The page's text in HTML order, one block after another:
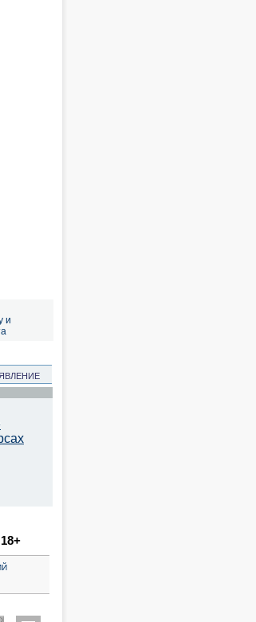
и
18+